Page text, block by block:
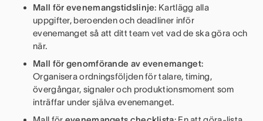
Mall för evenemangstidslinje: Kartlägg alla
uppgifter, beroenden och deadliner inför
evenemanget så att ditt team vet vad de ska göra och
när.
Mall för genomförande av evenemanget:
Organisera ordningsföljden för talare, timing,
övergångar, signaler och produktionsmoment som
inträffar under själva evenemanget.